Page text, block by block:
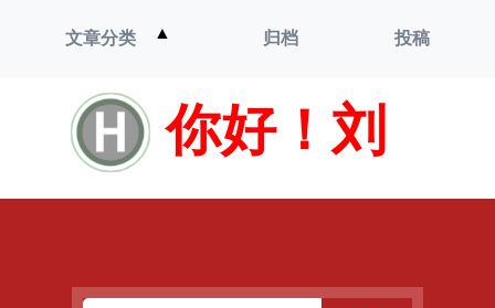
你好！刘
文章分类 ▲
单
归档 投稿